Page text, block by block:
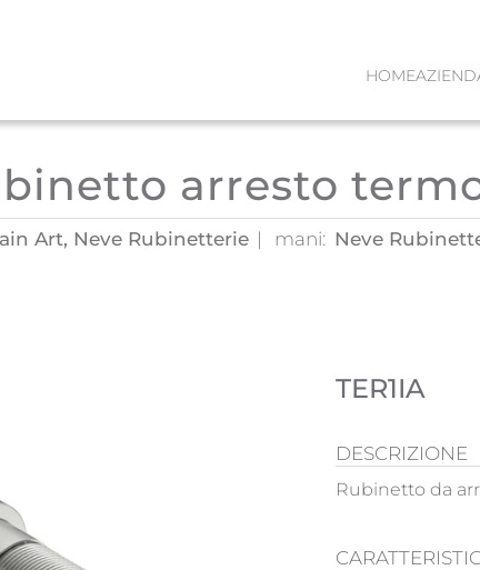
HOME
arresto
Art, Neve Rubinetterie mani: Neve
TER1IA
DESCRIZIONE
Rubinetto da